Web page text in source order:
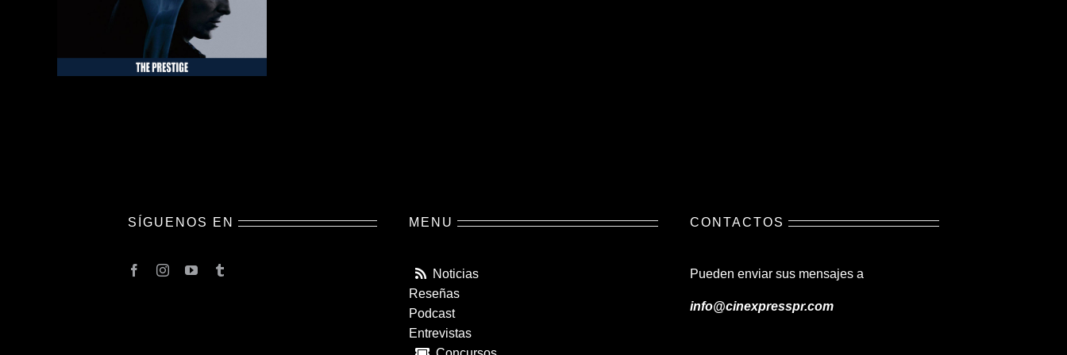
SÍGUENOS EN MENU
Noticias
Reseñas
Podcast
Entrevistas
CONTACTOS
Pueden enviar sus mensajes a
info@cinexpresspr.com